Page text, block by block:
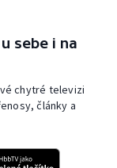
sebe i na
chytré televizi
články a